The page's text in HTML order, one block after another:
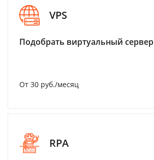
VPS
Подобрать виртуальный сервер
От 30 руб./месяц
RPA